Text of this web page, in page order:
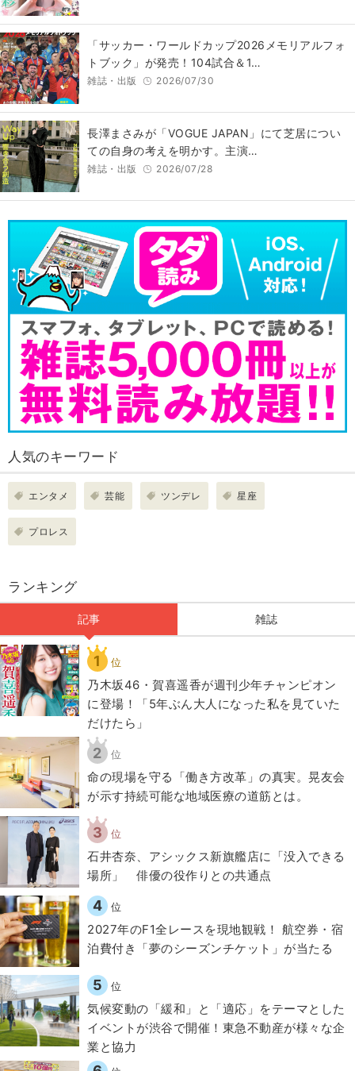
「サッカー・ワールドカップ2026メモリアルフォ
トブック」が発売！104試合＆1…
雑誌・出版 2026/07/30
長澤まさみが「VOGUE JAPAN」にて芝居につい
ての自身の考えを明かす。主演…
雑誌・出版 2026/07/28
人気のキーワード
エンタメ 芸能 ツンデレ 星座
プロレス
ランキング
記事 雑誌
1 位
乃木坂46・賀喜遥香が週刊少年チャンピオン
に登場！「5年ぶん大人になった私を見ていた
だけたら」
2 位
​命の現場を守る「働き方改革」の真実。晃友会
が示す持続可能な地域医療の道筋とは。
3 位
石井杏奈、アシックス新旗艦店に「没入できる
場所」 俳優の役作りとの共通点
4 位
2027年のF1全レースを現地観戦！ 航空券・宿
泊費付き「夢のシーズンチケット」が当たる
5 位
気候変動の「緩和」と「適応」をテーマとした
イベントが渋谷で開催！東急不動産が様々な企
業と協力